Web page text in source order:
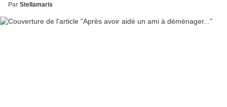
Par Stellamaris